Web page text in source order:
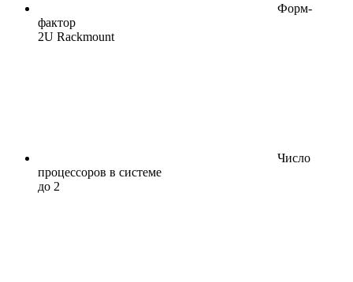
Форм-
фактор
2U Rackmount
Число
процессоров в системе
до 2